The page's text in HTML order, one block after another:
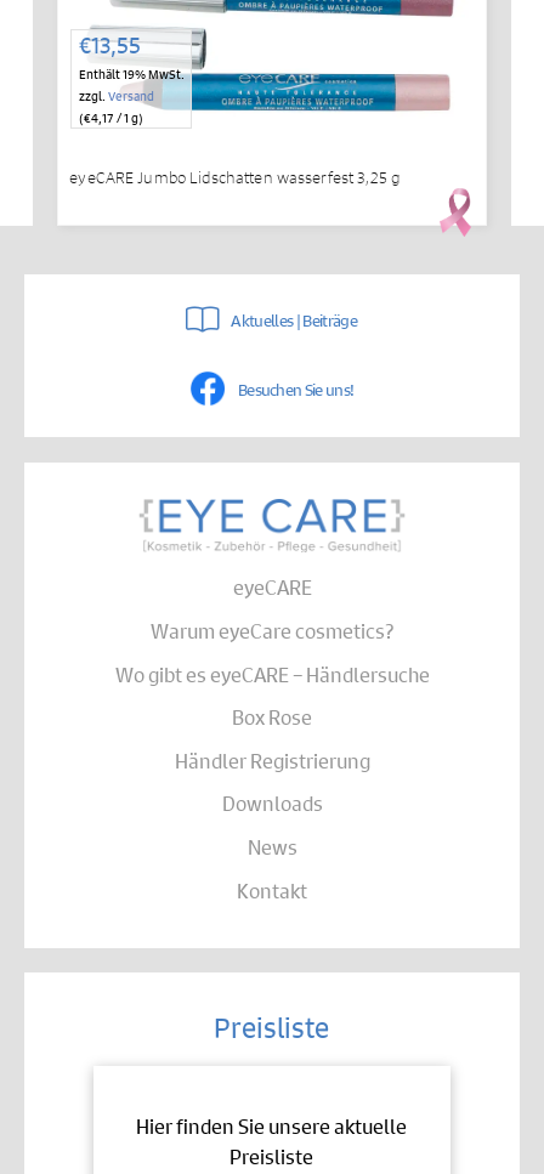
€13,55
Enthält 19% MwSt.
zzgl. Versand
(€4,17 / 1 g)
eyeCARE Jumbo Lidschatten wasserfest 3,25 g
Aktuelles | Beiträge
Besuchen Sie uns!
eyeCARE
Warum eyeCare cosmetics?
Wo gibt es eyeCARE – Händlersuche
Box Rose
Händler Registrierung
Downloads
News
Kontakt
Preisliste
Hier finden Sie unsere aktuelle
Preisliste